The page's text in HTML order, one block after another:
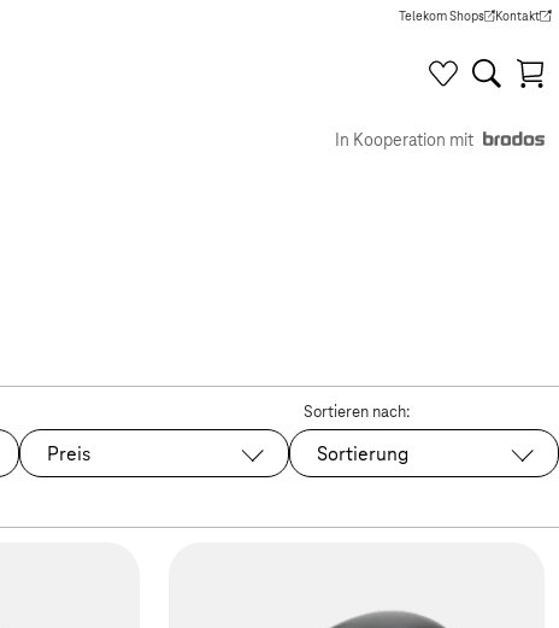
Telekom Shops
(Wird in einem neuen Tab
Kontakt
(Wird in
In Kooperation mit
Preis
Sortieren nach:
Sortierung